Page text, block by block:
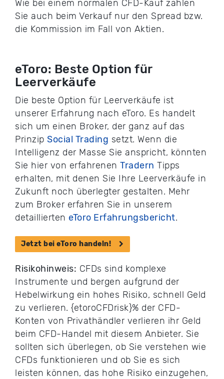
Wie bei einem normalen CFD-Kauf zahlen
Sie auch beim Verkauf nur den Spread bzw.
die Kommission im Fall von Aktien.
eToro: Beste Option für
Leerverkäufe
Die beste Option für Leerverkäufe ist
unserer Erfahrung nach eToro. Es handelt
sich um einen Broker, der ganz auf das
Prinzip Social Trading setzt. Wenn die
Intelligenz der Masse Sie anspricht, könnten
Sie hier von erfahrenen Tradern Tipps
erhalten, mit denen Sie Ihre Leerverkäufe in
Zukunft noch überlegter gestalten. Mehr
zum Broker erfahren Sie in unserem
detaillierten eToro Erfahrungsbericht.
Jetzt bei eToro handeln!
Risikohinweis: CFDs sind komplexe
Instrumente und bergen aufgrund der
Hebelwirkung ein hohes Risiko, schnell Geld
zu verlieren. {etoroCFDrisk}% der CFD-
Konten von Privathändler verlieren ihr Geld
beim CFD-Handel mit diesem Anbieter. Sie
sollten sich überlegen, ob Sie verstehen wie
CFDs funktionieren und ob Sie es sich
leisten können, das hohe Risiko einzugehen,